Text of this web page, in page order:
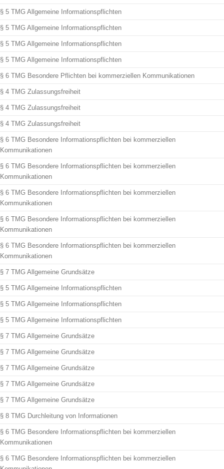
§ 5 TMG Allgemeine Informationspflichten
§ 5 TMG Allgemeine Informationspflichten
§ 5 TMG Allgemeine Informationspflichten
§ 5 TMG Allgemeine Informationspflichten
§ 6 TMG Besondere Pflichten bei kommerziellen Kommunikationen
§ 4 TMG Zulassungsfreiheit
§ 4 TMG Zulassungsfreiheit
§ 4 TMG Zulassungsfreiheit
§ 6 TMG Besondere Informationspflichten bei kommerziellen
Kommunikationen
§ 6 TMG Besondere Informationspflichten bei kommerziellen
Kommunikationen
§ 6 TMG Besondere Informationspflichten bei kommerziellen
Kommunikationen
§ 6 TMG Besondere Informationspflichten bei kommerziellen
Kommunikationen
§ 6 TMG Besondere Informationspflichten bei kommerziellen
Kommunikationen
§ 7 TMG Allgemeine Grundsätze
§ 5 TMG Allgemeine Informationspflichten
§ 5 TMG Allgemeine Informationspflichten
§ 5 TMG Allgemeine Informationspflichten
§ 7 TMG Allgemeine Grundsätze
§ 7 TMG Allgemeine Grundsätze
§ 7 TMG Allgemeine Grundsätze
§ 7 TMG Allgemeine Grundsätze
§ 7 TMG Allgemeine Grundsätze
§ 8 TMG Durchleitung von Informationen
§ 6 TMG Besondere Informationspflichten bei kommerziellen
Kommunikationen
§ 6 TMG Besondere Informationspflichten bei kommerziellen